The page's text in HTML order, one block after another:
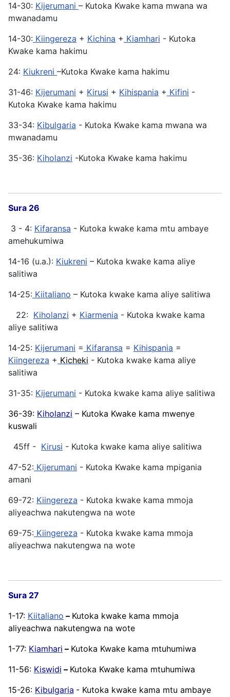
14-30: Kijerumani – Kutoka Kwake kama mwana wa
mwanadamu
14-30: Kiingereza + Kichina + Kiamhari - Kutoka
Kwake kama hakimu
24: Kiukreni –Kutoka Kwake kama hakimu
31-46: Kijerumani + Kirusi + Kihispania + Kifini -
Kutoka Kwake kama hakimu
33-34: Kibulgaria - Kutoka Kwake kama mwana wa
mwanadamu
35-36: Kiholanzi -Kutoka Kwake kama hakimu
Sura 26
3 - 4: Kifaransa - Kutoka kwake kama mtu ambaye
amehukumiwa
14-16 (u.a.): Kiukreni – Kutoka kwake kama aliye
salitiwa
14-25: Kiitaliano – Kutoka kwake kama aliye salitiwa
22: Kiholanzi + Kiarmenia - Kutoka kwake kama
aliye salitiwa
14-25: Kijerumani = Kifaransa = Kihispania =
Kiingereza + Kicheki - Kutoka kwake kama aliye
salitiwa
31-35: Kijerumani - Kutoka kwake kama aliye salitiwa
36-39: Kiholanzi – Kutoka Kwake kama mwenye
kuswali
45ff - Kirusi - Kutoka kwake kama aliye salitiwa
47-52: Kijerumani - Kutoka Kwake kama mpigania
amani
69-72: Kiingereza - Kutoka kwake kama mmoja
aliyeachwa nakutengwa na wote
69-75: Kiingereza - Kutoka kwake kama mmoja
aliyeachwa nakutengwa na wote
Sura 27
1-17: Kiitaliano – Kutoka kwake kama mmoja
aliyeachwa nakutengwa na wote
1-77: Kiamhari – Kutoka Kwake kama mtuhumiwa
11-56: Kiswidi – Kutoka Kwake kama mtuhumiwa
15-26: Kibulgaria - Kutoka kwake kama mtu ambaye